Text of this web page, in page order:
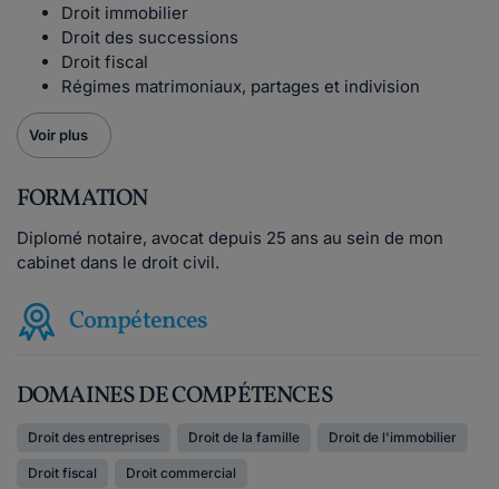
Droit immobilier
Droit des successions
Droit fiscal
Régimes matrimoniaux, partages et indivision
Voir plus
FORMATION
Diplomé notaire, avocat depuis 25 ans au sein de mon
cabinet dans le droit civil.
Compétences
DOMAINES DE COMPÉTENCES
Droit des entreprises Droit de la famille Droit de l'immobilier
Droit fiscal Droit commercial